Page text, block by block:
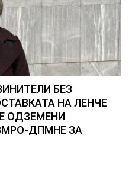
БЕЗ
НА ЛЕНЧЕ
ОДЗЕМЕНИ
ДПМНЕ ЗА